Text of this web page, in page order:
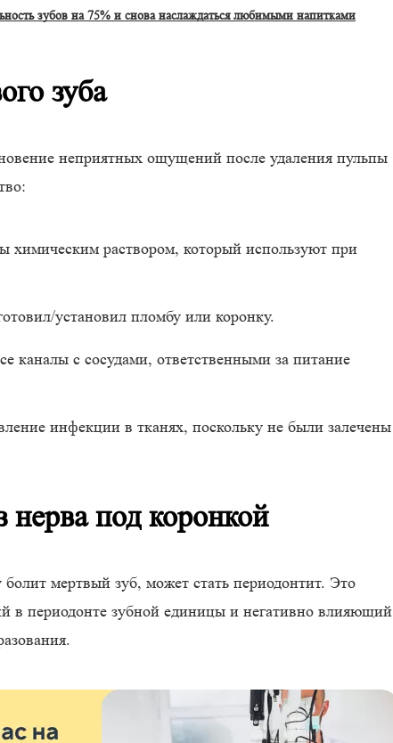
зубов на 75% и снова наслаждаться любимыми напитками
зуба
неприятных ощущений после удаления пульпы
химическим раствором, который используют при
установил пломбу или коронку.
каналы с сосудами, ответственными за питание
инфекции в тканях, поскольку не были залечены
нерва под коронкой
мертвый зуб, может стать периодонтит. Это
в периодонте зубной единицы и негативно влияющий